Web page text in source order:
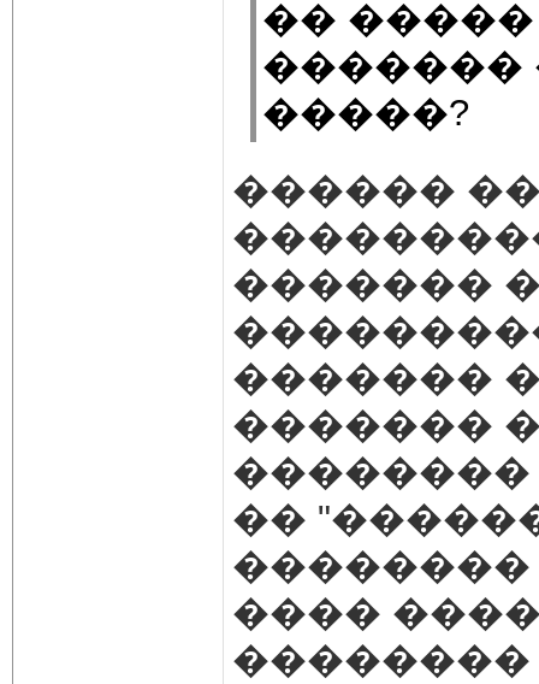
��
�������
�����?
������
�������
�������
�������
��������
��
����
��������